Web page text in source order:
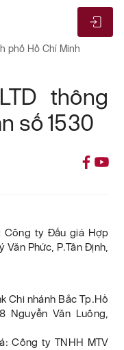
phố Hồ Chí Minh
thông
số 1530
Công ty Đấu giá Hợp
Phức, P.Tân Định,
Chi nhánh Bắc Tp.Hồ
Văn Luông,
Công ty TNHH MTV